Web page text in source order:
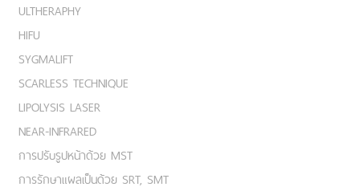
ULTHERAPHY
HIFU
SYGMALIFT
SCARLESS TECHNIQUE
LIPOLYSIS LASER
NEAR-INFRARED
การปรับรูปหน้าด้วย MST
การรักษาแผลเป็นด้วย SRT, SMT